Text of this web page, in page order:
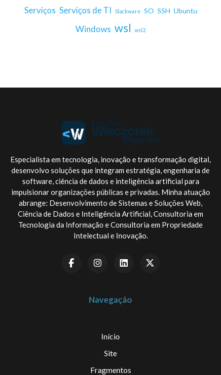
Serviços Serviços de TI Slackware SO SSH Ubuntu
Windows wsl wsl2
Especialista em tecnologia, inovação e transformação digital,
desenvolvo soluções que integram estratégia, engenharia de
software, ciência de dados e inteligência artificial para
impulsionar organizações públicas e privadas. Minha atuação
abrange: Desenvolvimento de Sistemas e Soluções Web,
Ciência de Dados e Inteligência Artificial, Consultoria em
Tecnologia da Informação e Consultoria em Propriedade
Intelectual e Inovação.
Navegação
Início
Site
Fragmentos